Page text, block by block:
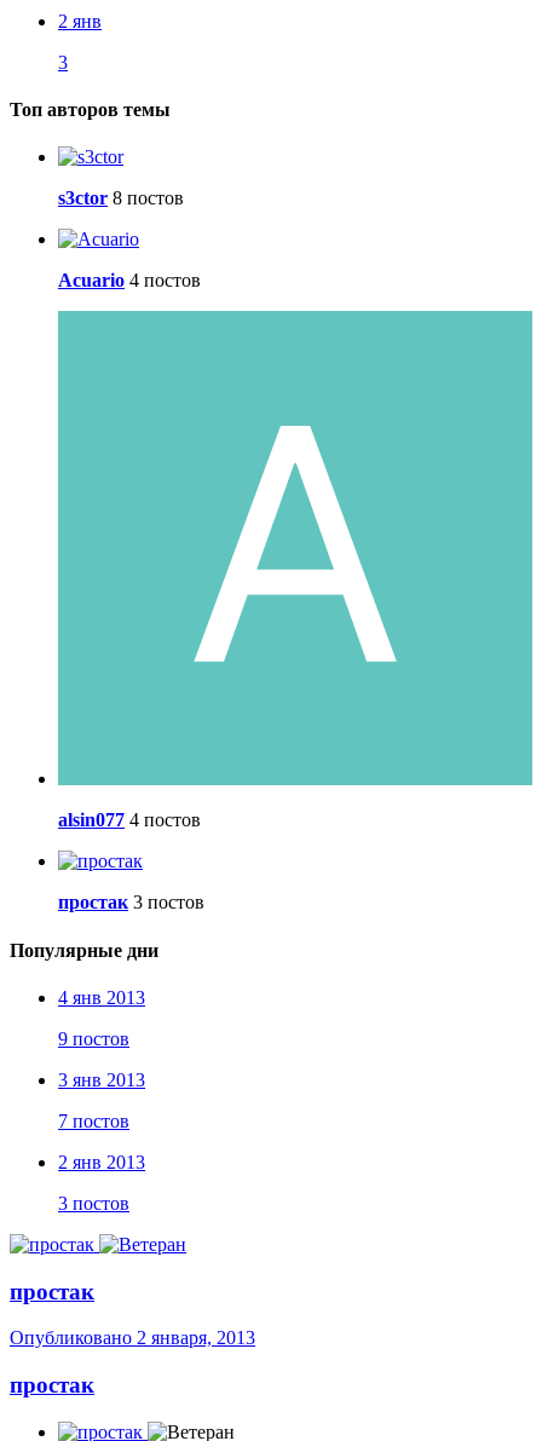
2 янв
3
Топ авторов темы
s3ctor 8 постов
Acuario 4 постов
alsin077 4 постов
простак 3 постов
Популярные дни
4 янв 2013
9 постов
3 янв 2013
7 постов
2 янв 2013
3 постов
простак
Опубликовано 2 января, 2013
простак